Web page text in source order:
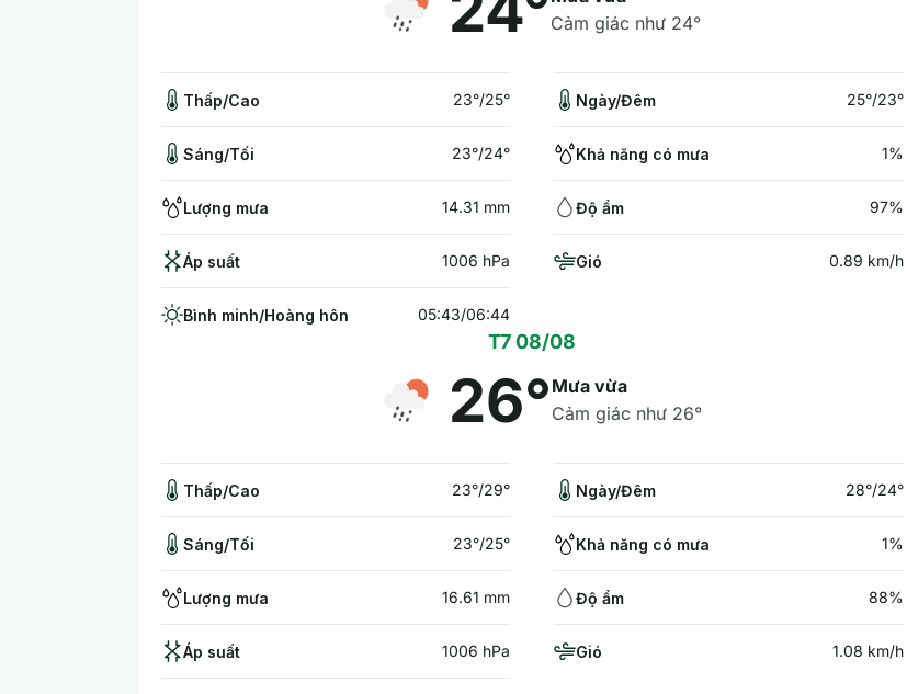
Cảm giác như 24°
Thấp/Cao 23°/25° Ngày/Đêm 25°/23°
Sáng/Tối 23°/24° Khả năng có mưa 1%
Lượng mưa 14.31 mm Độ ẩm 97%
Áp suất 1006 hPa Gió 0.89 km/h
Bình minh/Hoàng hôn 05:43/06:44
T7 08/08
26° Mưa vừa
Cảm giác như 26°
Thấp/Cao 23°/29° Ngày/Đêm 28°/24°
Sáng/Tối 23°/25° Khả năng có mưa 1%
Lượng mưa 16.61 mm Độ ẩm 88%
Áp suất 1006 hPa Gió 1.08 km/h